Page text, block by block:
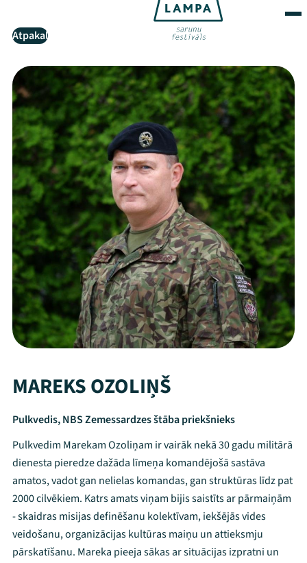
Atpakaļ
MAREKS OZOLIŅŠ
Pulkvedis, NBS Zemessardzes štāba priekšnieks
Pulkvedim Marekam Ozoliņam ir vairāk nekā 30 gadu militārā
dienesta pieredze dažāda līmeņa komandējošā sastāva
amatos, vadot gan nelielas komandas, gan struktūras līdz pat
2000 cilvēkiem. Katrs amats viņam bijis saistīts ar pārmaiņām
- skaidras misijas definēšanu kolektīvam, iekšējās vides
veidošanu, organizācijas kultūras maiņu un attieksmju
pārskatīšanu. Mareka pieeja sākas ar situācijas izpratni un